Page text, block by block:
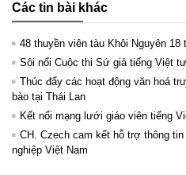
Các tin bài khác
48 thuyền viên tàu Khôi Nguyên
Sôi nổi Cuộc thi Sứ giả tiếng Việt
Thúc đẩy các hoạt động văn hoá
bào tại Thái Lan
Kết nối mạng lưới giáo viên tiếng
CH. Czech cam kết hỗ trợ thông
nghiệp Việt Nam